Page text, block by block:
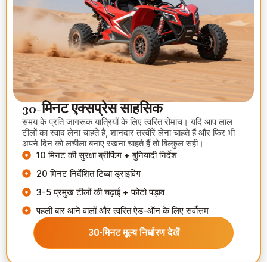
30-मिनट एक्सप्रेस साहसिक
समय के प्रति जागरूक यात्रियों के लिए त्वरित रोमांच। यदि आप लाल
टीलों का स्वाद लेना चाहते हैं, शानदार तस्वीरें लेना चाहते हैं और फिर भी
अपने दिन को लचीला बनाए रखना चाहते हैं तो बिल्कुल सही।
10 मिनट की सुरक्षा ब्रीफिंग + बुनियादी निर्देश
20 मिनट निर्देशित टिब्बा ड्राइविंग
3-5 प्रमुख टीलों की चढ़ाई + फोटो पड़ाव
पहली बार आने वालों और त्वरित ऐड-ऑन के लिए सर्वोत्तम
30-मिनट मूल्य निर्धारण देखें